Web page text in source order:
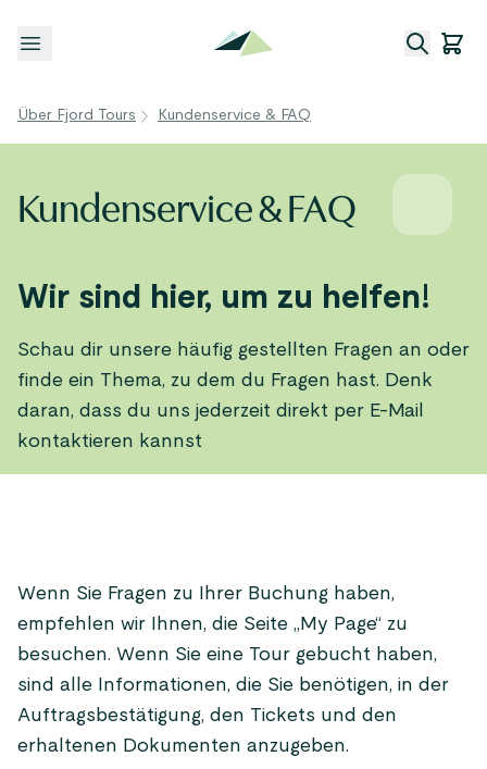
Menü öffnen
Über Fjord Tours Kundenservice & FAQ
Kundenservice & FAQ
Wir sind hier, um zu helfen!
Schau dir unsere häufig gestellten Fragen an oder
finde ein Thema, zu dem du Fragen hast. Denk
daran, dass du uns jederzeit direkt per E-Mail
kontaktieren kannst
Wenn Sie Fragen zu Ihrer Buchung haben,
empfehlen wir Ihnen, die Seite „My Page“ zu
besuchen. Wenn Sie eine Tour gebucht haben,
sind alle Informationen, die Sie benötigen, in der
Auftragsbestätigung, den Tickets und den
erhaltenen Dokumenten anzugeben.